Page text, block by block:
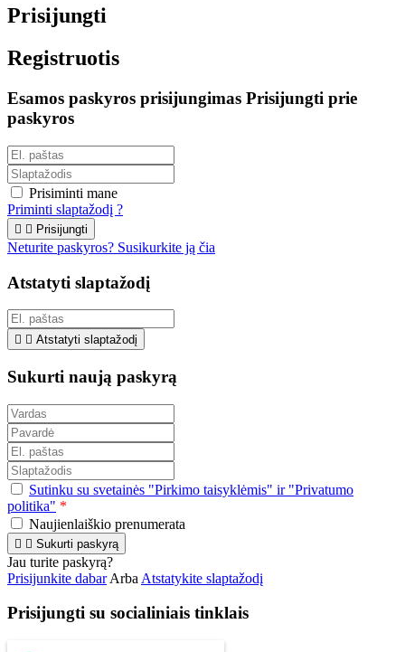
Prisijungti
Registruotis
Esamos paskyros prisijungimas Prisijungti prie
paskyros
Prisiminti mane
Priminti slaptažodį ?
  Prisijungti
Neturite paskyros? Susikurkite ją čia
Atstatyti slaptažodį
  Atstatyti slaptažodį
Sukurti naują paskyrą
Sutinku su svetainės "Pirkimo taisyklėmis" ir "Privatumo
politika" *
Naujienlaiškio prenumerata
  Sukurti paskyrą
Jau turite paskyrą?
Prisijunkite dabarArba Atstatykite slaptažodį
Prisijungti su socialiniais tinklais